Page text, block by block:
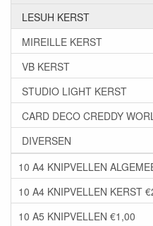
LESUH KERST
MIREILLE KERST
VB KERST
STUDIO LIGHT KERST
CARD DECO CREDDY
DIVERSEN
10 A4 KNIPVELLEN
10 A4 KNIPVELLEN KERST
10 A5 KNIPVELLEN €1,00